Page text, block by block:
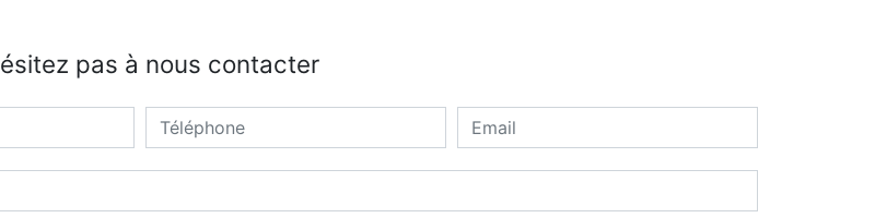
pas à nous contacter